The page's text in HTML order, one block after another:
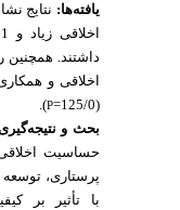
یافته‌ها: نتایج نشان
داشتند. همچنین
اخلاقی و
P
).
بحث و نتیجه‌گیری :
حساسیت اخلاقی
پرستاری، توسعه
با تأثیر بر